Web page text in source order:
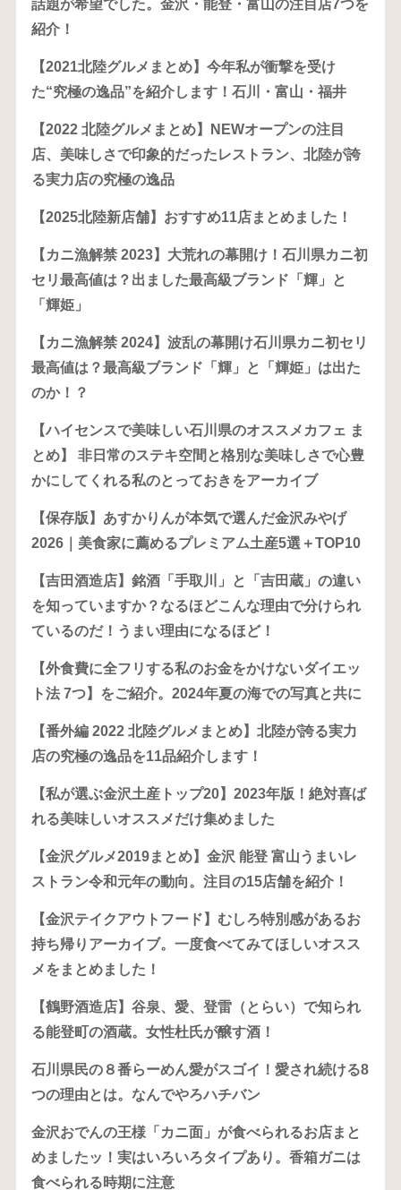
話題が希望でした。金沢・能登・富山の注目店7つを
紹介！
【2021北陸グルメまとめ】今年私が衝撃を受け
た“究極の逸品”を紹介します！石川・富山・福井
【2022 北陸グルメまとめ】NEWオープンの注目
店、美味しさで印象的だったレストラン、北陸が誇
る実力店の究極の逸品
【2025北陸新店舗】おすすめ11店まとめました！
【カニ漁解禁 2023】大荒れの幕開け！石川県カニ初
セリ最高値は？出ました最高級ブランド「輝」と
「輝姫」
【カニ漁解禁 2024】波乱の幕開け石川県カニ初セリ
最高値は？最高級ブランド「輝」と「輝姫」は出た
のか！？
【ハイセンスで美味しい石川県のオススメカフェ ま
とめ】 非日常のステキ空間と格別な美味しさで心豊
かにしてくれる私のとっておきをアーカイブ
【保存版】あすかりんが本気で選んだ金沢みやげ
2026｜美食家に薦めるプレミアム土産5選＋TOP10
【吉田酒造店】銘酒「手取川」と「吉田蔵」の違い
を知っていますか？なるほどこんな理由で分けられ
ているのだ！うまい理由になるほど！
【外食費に全フリする私のお金をかけないダイエッ
ト法 7つ】をご紹介。2024年夏の海での写真と共に
【番外編 2022 北陸グルメまとめ】北陸が誇る実力
店の究極の逸品を11品紹介します！
【私が選ぶ金沢土産トップ20】2023年版！絶対喜ば
れる美味しいオススメだけ集めました
【金沢グルメ2019まとめ】金沢 能登 富山うまいレ
ストラン令和元年の動向。注目の15店舗を紹介！
【金沢テイクアウトフード】むしろ特別感があるお
持ち帰りアーカイブ。一度食べてみてほしいオスス
メをまとめました！
【鶴野酒造店】谷泉、愛、登雷（とらい）で知られ
る能登町の酒蔵。女性杜氏が醸す酒！
石川県民の８番らーめん愛がスゴイ！愛され続ける8
つの理由とは。なんでやろハチバン
金沢おでんの王様「カニ面」が食べられるお店まと
めましたッ！実はいろいろタイプあり。香箱ガニは
食べられる時期に注意